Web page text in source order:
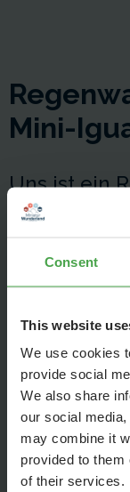
Consent
This website
We use cookies
provide social
We also share
our social
may combine it
provided to them
of their services.
Mini-
Uns ist ein
Keine Sorge! Es